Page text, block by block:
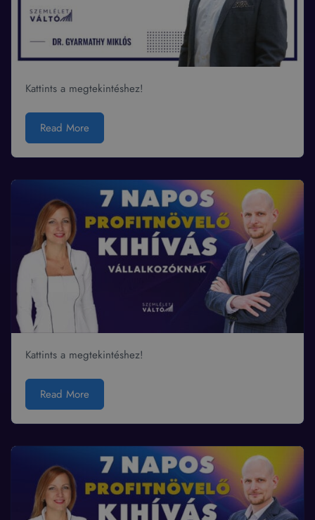
Kattints a megtekintéshez!
Read More
Kattints a megtekintéshez!
Read More